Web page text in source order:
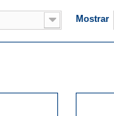
Mostrar